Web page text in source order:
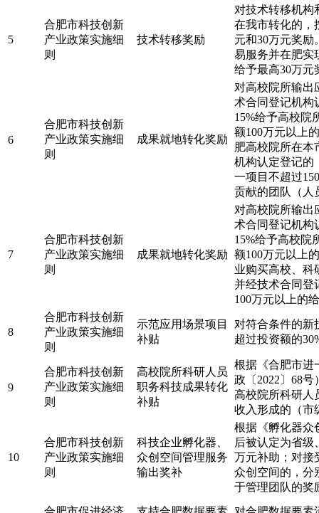
5
合肥市科技创新
产业政策实施细
则
技术转移奖励
对技术转移机构
在我市转化的，
元和30万元奖
易服务并在肥实
给予最高30万元
6
合肥市科技创新
产业政策实施细
则
成果就地转化奖励
对高校院所输出
术合同登记机构
15%给予高校院
额100万元以上
肥高校院所在本
机构认定登记的
一项目不超过
贡献的团队（人
7
合肥市科技创新
产业政策实施细
则
成果就地转化奖励
对高校院所输出
术合同登记机构
15%给予高校院
额100万元以上
业购买高校、科
并经技术合同登
100万元以上的
8
合肥市科技创新
产业政策实施细
则
示范应用场景项目
补贴
对符合条件的新
超过投资额的
9
合肥市科技创新
产业政策实施细
则
高校院所科研人员
职务科技成果转化
补贴
根据《合肥市进
政〔2022〕68
高校院所科研人
收入形成的（市
10
合肥市科技创新
产业政策实施细
则
科技企业孵化器、
众创空间管理服务
输出奖补
根据《孵化器众
后被认定为省级
万元补助；对接
众创空间的，分
于管理团队的奖